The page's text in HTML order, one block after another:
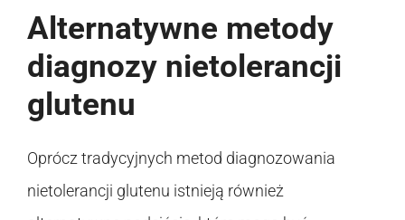
Alternatywne metody
diagnozy nietolerancji
glutenu
Oprócz tradycyjnych metod diagnozowania
nietolerancji glutenu istnieją również